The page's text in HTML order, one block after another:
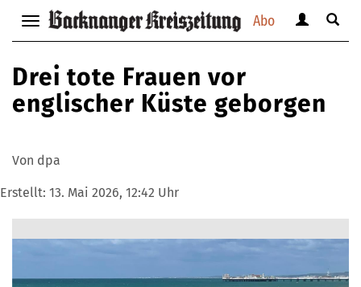
Abo
Navigation
anzeigen
bzw.
verbergen
anzeigen
Suche
Drei tote Frauen vor
englischer Küste geborgen
Von dpa
Erstellt: 13. Mai 2026, 12:42 Uhr